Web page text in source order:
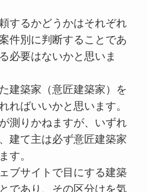
するかどうかはそれぞれ
件別に判断することであ
必要はないかと思いま
建築家（意匠建築家）を
ればいいかと思います。
測りかねますが、いずれ
建て主は必ず意匠建築家
す。
ブサイトで目にする建築
であり、その区分けを気